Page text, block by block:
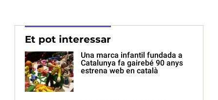
Et pot interessar
Una marca infantil fundada a
Catalunya fa gairebé 90 anys
estrena web en català